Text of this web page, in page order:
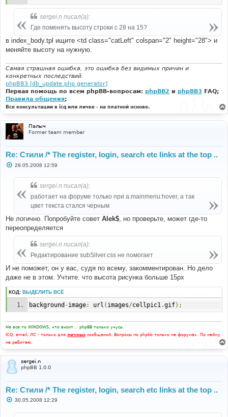
sergei.n писал(а):
Где поменять высоту строки с 28 на 15?
в index_body.tpl ищите <td class="catLeft" colspan="2" height="28"> и
меняйте высоту на нужную.
Самая страшная ошибка, это ошибка без видимых причин и
конкретных последствий.
phpBB3 [db_update.php generator]
Первая помощь по всем phpBB-вопросам: phpBB2 и phpBB3 FAQ;
Правила общения;
Все консультации в icq или личке - на платной основе.
Палыч
Former team member
Re: Стили /* The register, login, search etc links at the top ..
С
е
29.05.2008 12:59
sergei.n писал(а):
работает на форуме только при a.mainmenu:hover, а так
цвет текста стался черным
Не логично. Попробуйте совет Alek$ , но проверьте, может где-то
переопределяется
sergei.n писал(а):
Редактирование subSilver.css не помогает
И не поможет, он у вас, судя по всему, закомментирован. Но дело
даже не в этом. Учтите. что высота рисунка больше 15px
КОД: ВЫДЕЛИТЬ ВСЁ
background -image: url ( images/cellpic1.gif);
Не все то WINDOWS, что висит... phpBB только учусь.
ICQ, email, ЛС - только для личных сообщений. Вопросы по phpbb только на форумах. По найму
не работаю.
sergei.n
phpBB 1.0.0
Re: Стили /* The register, login, search etc links at the top ..
С30.05.2008 12:29